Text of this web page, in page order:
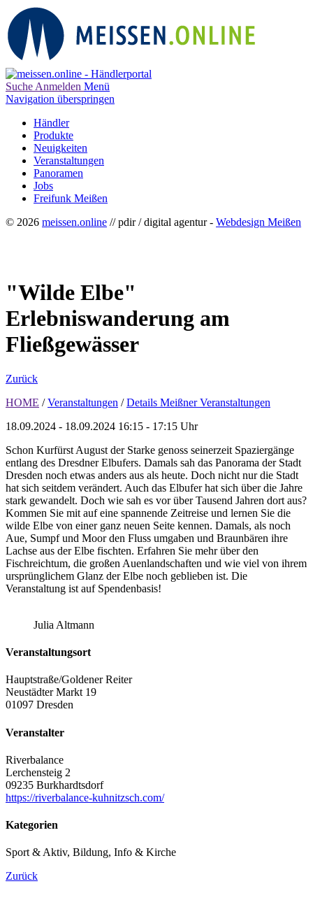
Suche Anmelden Menü
Navigation überspringen
Händler
Produkte
Neuigkeiten
Veranstaltungen
Panoramen
Jobs
Freifunk Meißen
© 2026 meissen.online // pdir / digital agentur - Webdesign Meißen
"Wilde Elbe"
Erlebniswanderung am
Fließgewässer
Zurück
HOME / Veranstaltungen / Details Meißner Veranstaltungen
18.09.2024 - 18.09.2024 16:15 - 17:15 Uhr
Schon Kurfürst August der Starke genoss seinerzeit Spaziergänge
entlang des Dresdner Elbufers. Damals sah das Panorama der Stadt
Dresden noch etwas anders aus als heute. Doch nicht nur die Stadt
hat sich seitdem verändert. Auch das Elbufer hat sich über die Jahre
stark gewandelt. Doch wie sah es vor über Tausend Jahren dort aus?
Kommen Sie mit auf eine spannende Zeitreise und lernen Sie die
wilde Elbe von einer ganz neuen Seite kennen. Damals, als noch
Aue, Sumpf und Moor den Fluss umgaben und Braunbären ihre
Lachse aus der Elbe fischten. Erfahren Sie mehr über den
Fischreichtum, die großen Auenlandschaften und wie viel von ihrem
ursprünglichem Glanz der Elbe noch geblieben ist. Die
Veranstaltung ist auf Spendenbasis!
Julia Altmann
Veranstaltungsort
Hauptstraße/Goldener Reiter
Neustädter Markt 19
01097 Dresden
Veranstalter
Riverbalance
Lerchensteig 2
09235 Burkhardtsdorf
https://riverbalance-kuhnitzsch.com/
Kategorien
Sport & Aktiv, Bildung, Info & Kirche
Zurück